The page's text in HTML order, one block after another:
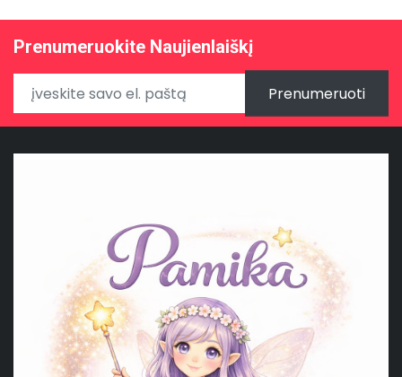
Prenumeruokite Naujienlaiškį
Prenumeruoti